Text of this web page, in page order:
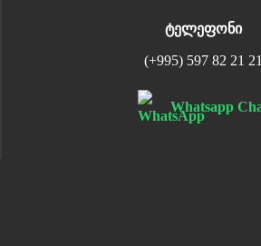
ტელეფონი
(+995) 597 82 21 21
Whatsapp